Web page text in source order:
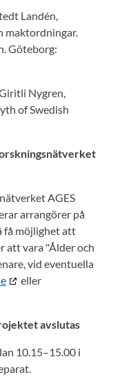
Landén,
maktordningar.
Göteborg:
Nygren,
of Swedish
AGES
arrangörer på
få möjlighet att
att vara "Ålder och
vid eventuella
eller
avslutas
10.15–15.00 i